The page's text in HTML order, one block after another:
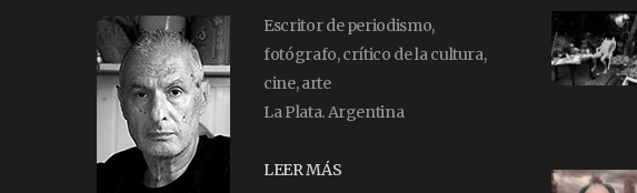
Escritor de periodismo,
fotógrafo, crítico de la cultura,
cine, arte
La Plata. Argentina
LEER MÁS